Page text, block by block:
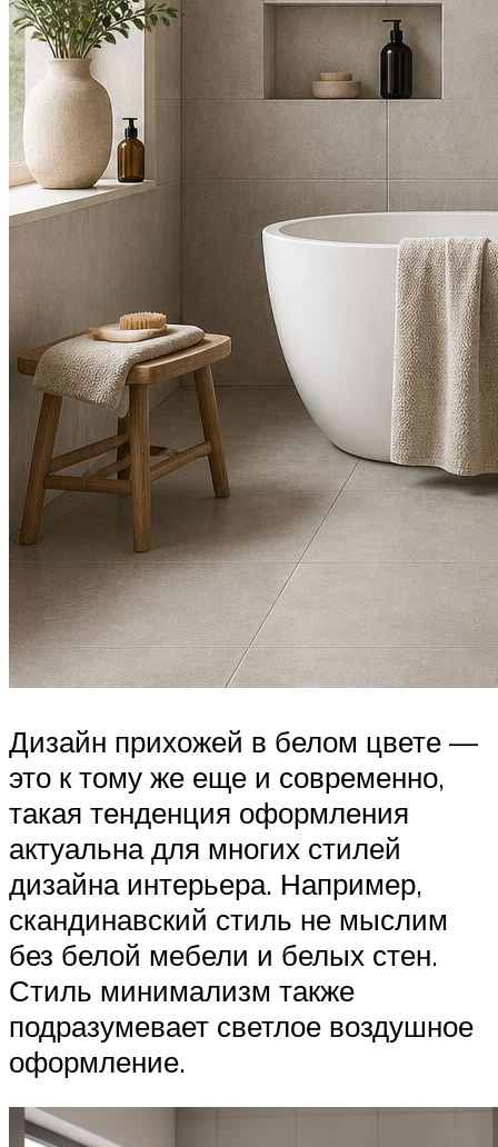
Дизайн прихожей в белом цвете —
это к тому же еще и современно,
такая тенденция оформления
актуальна для многих стилей
дизайна интерьера. Например,
скандинавский стиль не мыслим
без белой мебели и белых стен.
Стиль минимализм также
подразумевает светлое воздушное
оформление.